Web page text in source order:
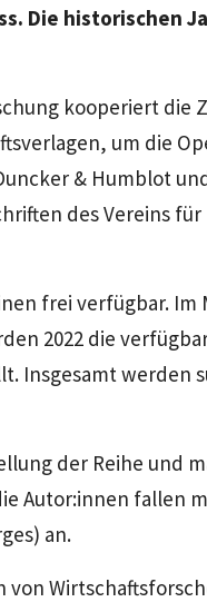
Die historischen
kooperiert die
um die
& Humblot
des Vereins für
frei verfügbar. Im
2022 die
Insgesamt werden
der Reihe und
Autor:innen fallen
an.
von